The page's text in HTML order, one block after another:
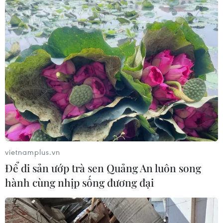
Hà Nội xử lý phản ánh nhà máy dệt vô tư
xả khói bụi vào khu dân cư
14/03/2025 02:13
Báo chí có phản ánh việc người dân phường Mai Động
(Hoàng Mai) bức xúc vì Công ty Cổ phần Dệt công
nghiệp Hà Nội xả khói thải gây ô nhiễm môi trường;
ảnh hưởng đến sức khỏe, sinh hoạt của dân.
vietnamplus.vn
Để di sản ướp trà sen Quảng An luôn song
hành cùng nhịp sống đương đại